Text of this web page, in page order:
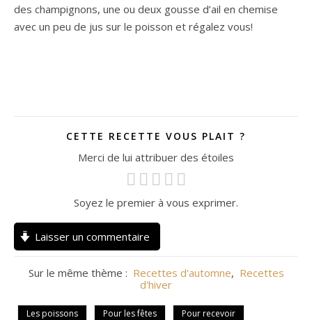
des champignons, une ou deux gousse d’ail en chemise
avec un peu de jus sur le poisson et régalez vous!
CETTE RECETTE VOUS PLAIT ?
Merci de lui attribuer des étoiles
Soyez le premier à vous exprimer.
Laisser un commentaire
Sur le même thème : Recettes d'automne, Recettes
d'hiver
Les poissons Pour les fêtes Pour recevoir